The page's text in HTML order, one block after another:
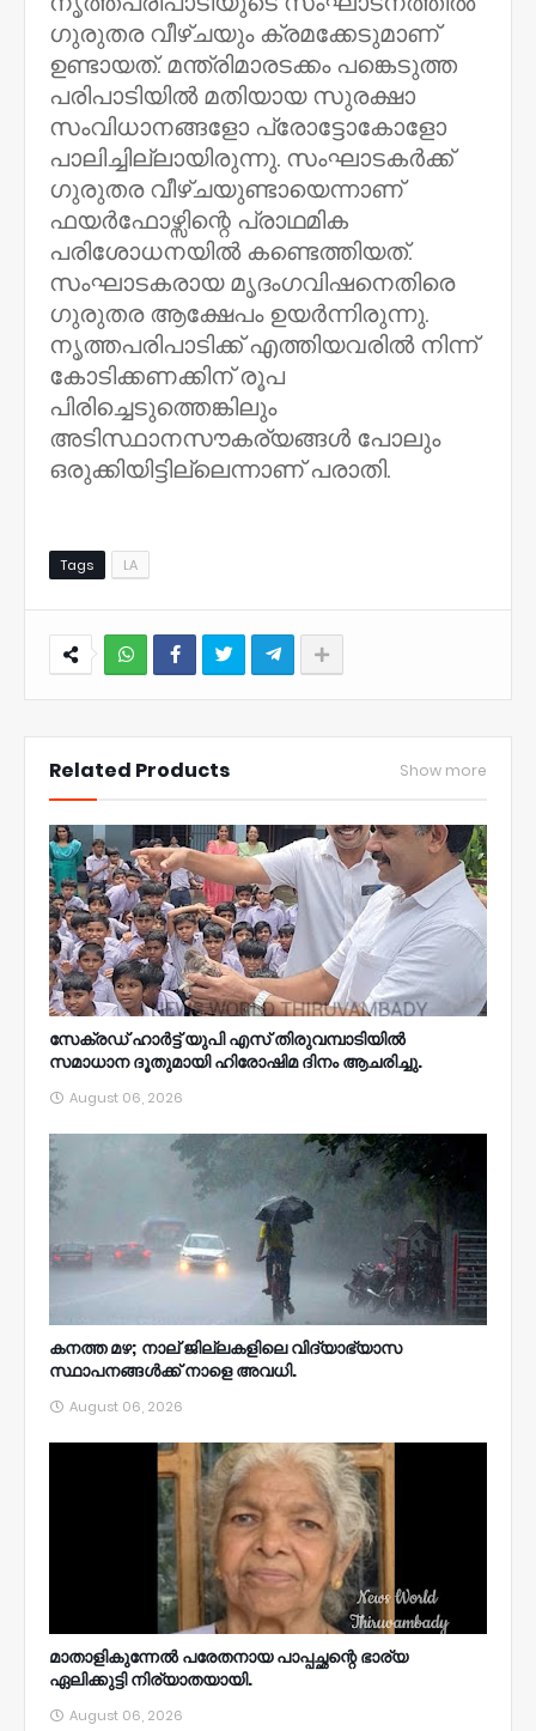
ഗുരുതര വീഴ്ചയും ക്രമക്കേടുമാണ്
ഉണ്ടായത്. മന്ത്രിമാരടക്കം പങ്കെടുത്ത
പരിപാടിയില്‍ മതിയായ സുരക്ഷാ
സംവിധാനങ്ങളോ പ്രോട്ടോകോളോ
പാലിച്ചില്ലായിരുന്നു. സംഘാടകര്‍ക്ക്
ഗുരുതര വീഴ്ചയുണ്ടായെന്നാണ്
ഫയര്‍ഫോഴ്സിന്റെ പ്രാഥമിക
പരിശോധനയില്‍ കണ്ടെത്തിയത്.
സംഘാടകരായ മൃദംഗവിഷനെതിരെ
ഗുരുതര ആക്ഷേപം ഉയര്‍ന്നിരുന്നു.
നൃത്തപരിപാടിക്ക് എത്തിയവരില്‍ നിന്ന്
കോടിക്കണക്കിന് രൂപ
പിരിച്ചെടുത്തെങ്കിലും
അടിസ്ഥാനസൗകര്യങ്ങള്‍ പോലും
ഒരുക്കിയിട്ടില്ലെന്നാണ് പരാതി.
Tags LA
Related Products Show more
സേക്രഡ് ഹാർട്ട് യുപി എസ് തിരുവമ്പാടിയിൽ
സമാധാന ദൂതുമായി ഹിരോഷിമ ദിനം ആചരിച്ചു.
August 06, 2026
കനത്ത മഴ; നാല്‌ ജില്ലകളിലെ വിദ്യാഭ്യാസ
സ്ഥാപനങ്ങൾക്ക് നാളെ അവധി.
August 06, 2026
മാതാളികുന്നേൽ പരേതനായ പാപ്പച്ഛന്റെ ഭാര്യ
ഏലിക്കുട്ടി നിര്യാതയായി.
August 06, 2026